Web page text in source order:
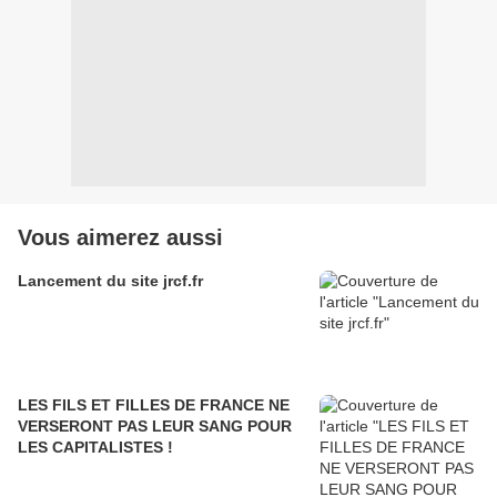
Vous aimerez aussi
Lancement du site jrcf.fr
LES FILS ET FILLES DE FRANCE NE
VERSERONT PAS LEUR SANG POUR
LES CAPITALISTES !